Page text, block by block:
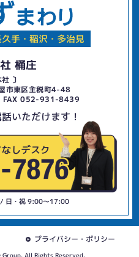
手・稲沢・多治見
桶庄
社 〕
市東区主税町4-48
052-931-8439
いただけます！
日・祝 9:00〜17:00
プライバシー・ポリシー
All Rights Reserved.